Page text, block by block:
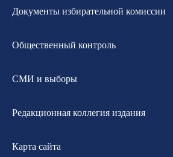
Документы избирательной комиссии
Общественный контроль
СМИ и выборы
Редакционная коллегия издания
Карта сайта